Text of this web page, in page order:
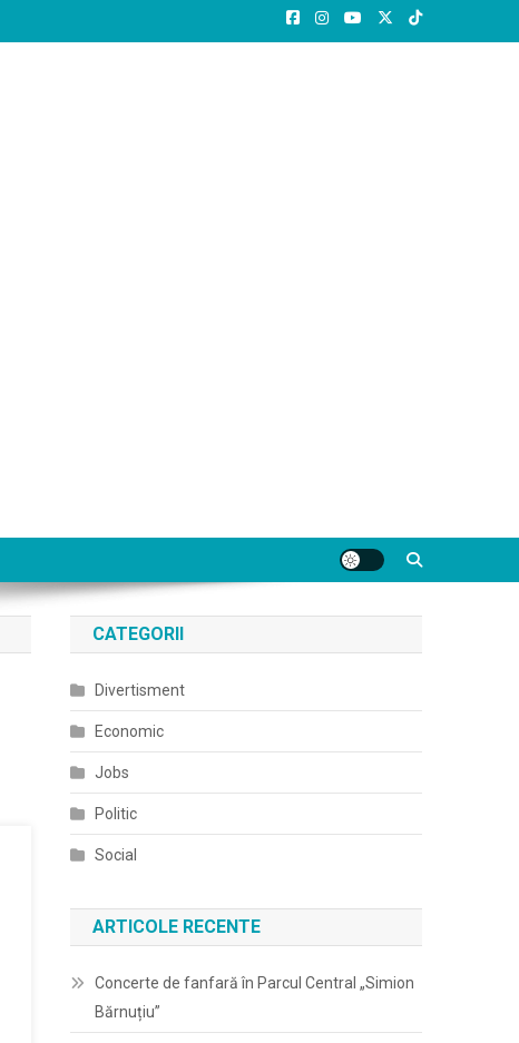
CATEGORII
Divertisment
Economic
Jobs
Politic
Social
ARTICOLE RECENTE
Concerte de fanfară în Parcul Central „Simion
Bărnuțiu”